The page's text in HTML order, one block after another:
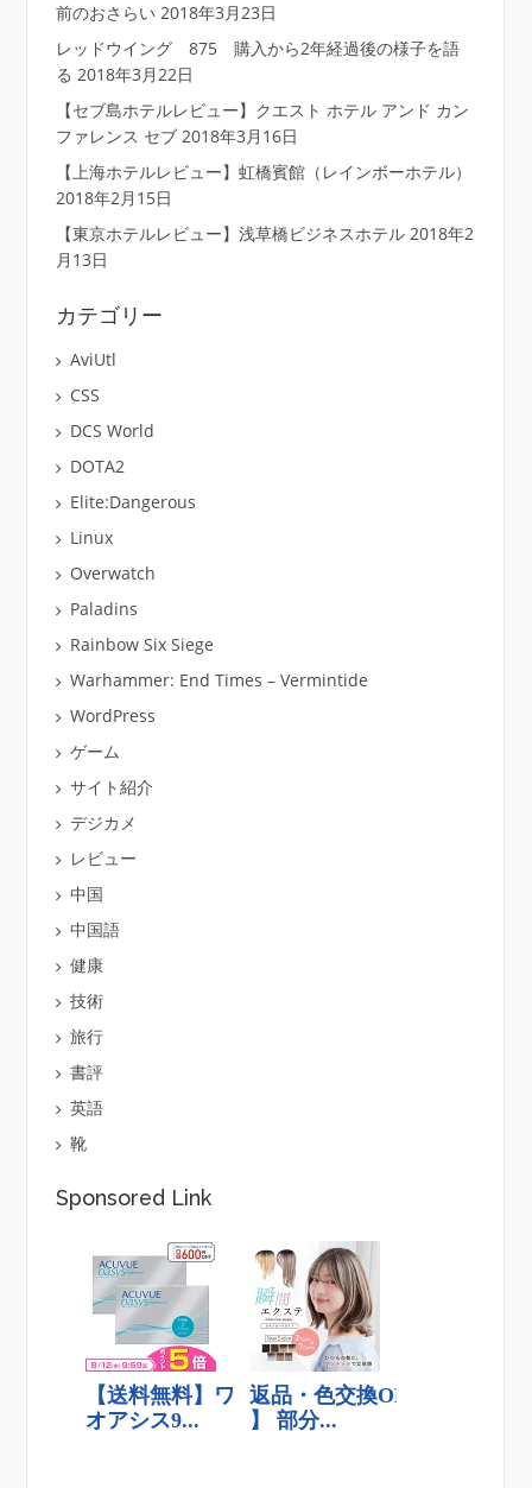
前のおさらい 2018年3月23日
レッドウイング 875 購入から2年経過後の様子を語
る 2018年3月22日
【セブ島ホテルレビュー】クエスト ホテル アンド カン
ファレンス セブ 2018年3月16日
【上海ホテルレビュー】虹橋賓館（レインボーホテル）
2018年2月15日
【東京ホテルレビュー】浅草橋ビジネスホテル 2018年2
月13日
カテゴリー
AviUtl
CSS
DCS World
DOTA2
Elite:Dangerous
Linux
Overwatch
Paladins
Rainbow Six Siege
Warhammer: End Times – Vermintide
WordPress
ゲーム
サイト紹介
デジカメ
レビュー
中国
中国語
健康
技術
旅行
書評
英語
靴
Sponsored Link